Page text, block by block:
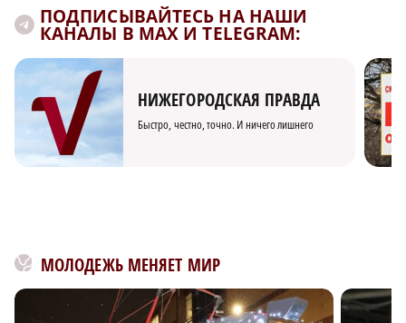
ПОДПИСЫВАЙТЕСЬ НА НАШИ
КАНАЛЫ В MAX И TELEGRAM:
НИЖЕГОРОДСКАЯ ПРАВДА
Быстро, честно, точно. И ничего лишнего
МОЛОДЕЖЬ МЕНЯЕТ МИР